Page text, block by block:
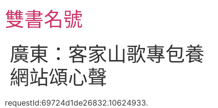
至
主雙書名號
廣東：客家山歌專包養
網站頌心聲
requestId:69724d1de26832.10624933.